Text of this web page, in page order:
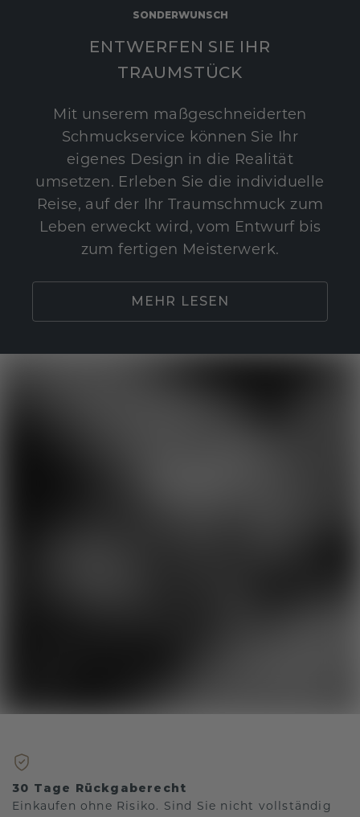
SONDERWUNSCH
ENTWERFEN SIE IHR
TRAUMSTÜCK
Mit unserem maßgeschneiderten
Schmuckservice können Sie Ihr
eigenes Design in die Realität
umsetzen. Erleben Sie die individuelle
Reise, auf der Ihr Traumschmuck zum
Leben erweckt wird, vom Entwurf bis
zum fertigen Meisterwerk.
MEHR LESEN
30 Tage Rückgaberecht
Einkaufen ohne Risiko. Sind Sie nicht vollständig